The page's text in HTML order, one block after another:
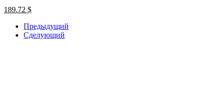
189.72 $
Предыдущий
Сделующий